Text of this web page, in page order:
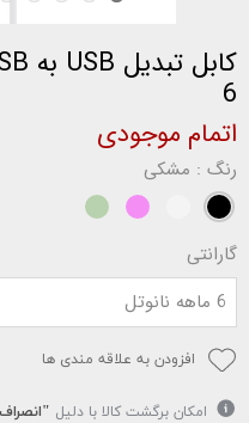
6
اتمام موجودی
رنگ : مشکی
گارانتی
6 ماهه نانوتل
افزودن به علاقه مندی ها
امکان برگشت کالا با دلیل